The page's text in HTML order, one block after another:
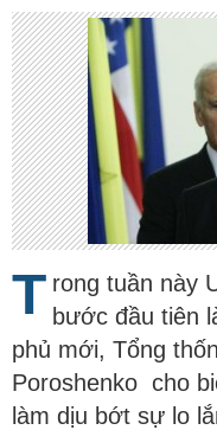
T rong tuần này
bước đầu tiên
phủ mới, Tổng
Poroshenko cho
làm dịu bớt sự lo